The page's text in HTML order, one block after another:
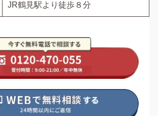
JR鶴見駅より徒歩８分